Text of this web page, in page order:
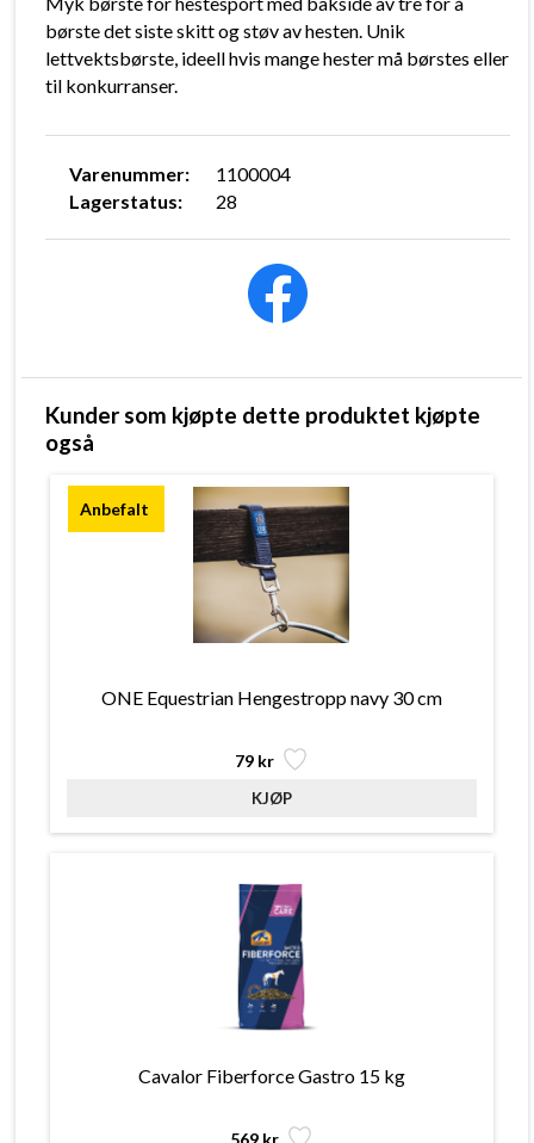
Varenummer:
1100004
Lagerstatus:
28
børste det siste skitt og støv av hesten. Unik
lettvektsbørste, ideell hvis mange hester må børstes eller
til konkurranser.
Kunder som kjøpte dette produktet kjøpte
også
ONE Equestrian Hengestropp navy 30 cm
79 kr
Cavalor Fiberforce Gastro 15 kg
569 kr